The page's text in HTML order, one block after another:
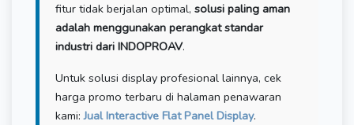
fitur tidak berjalan optimal, solusi paling aman
adalah menggunakan perangkat standar
industri dari INDOPROAV.
Untuk solusi display profesional lainnya, cek
harga promo terbaru di halaman penawaran
kami:Jual Interactive Flat Panel Display.